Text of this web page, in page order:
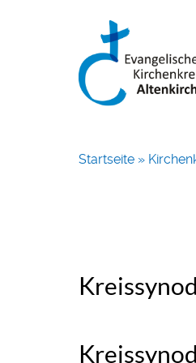
Startseite »